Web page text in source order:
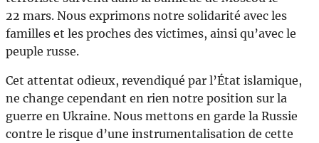
22 mars. Nous exprimons notre solidarité avec les
familles et les proches des victimes, ainsi qu’avec le
peuple russe.
Cet attentat odieux, revendiqué par l’État islamique,
ne change cependant en rien notre position sur la
guerre en Ukraine. Nous mettons en garde la Russie
contre le risque d’une instrumentalisation de cette